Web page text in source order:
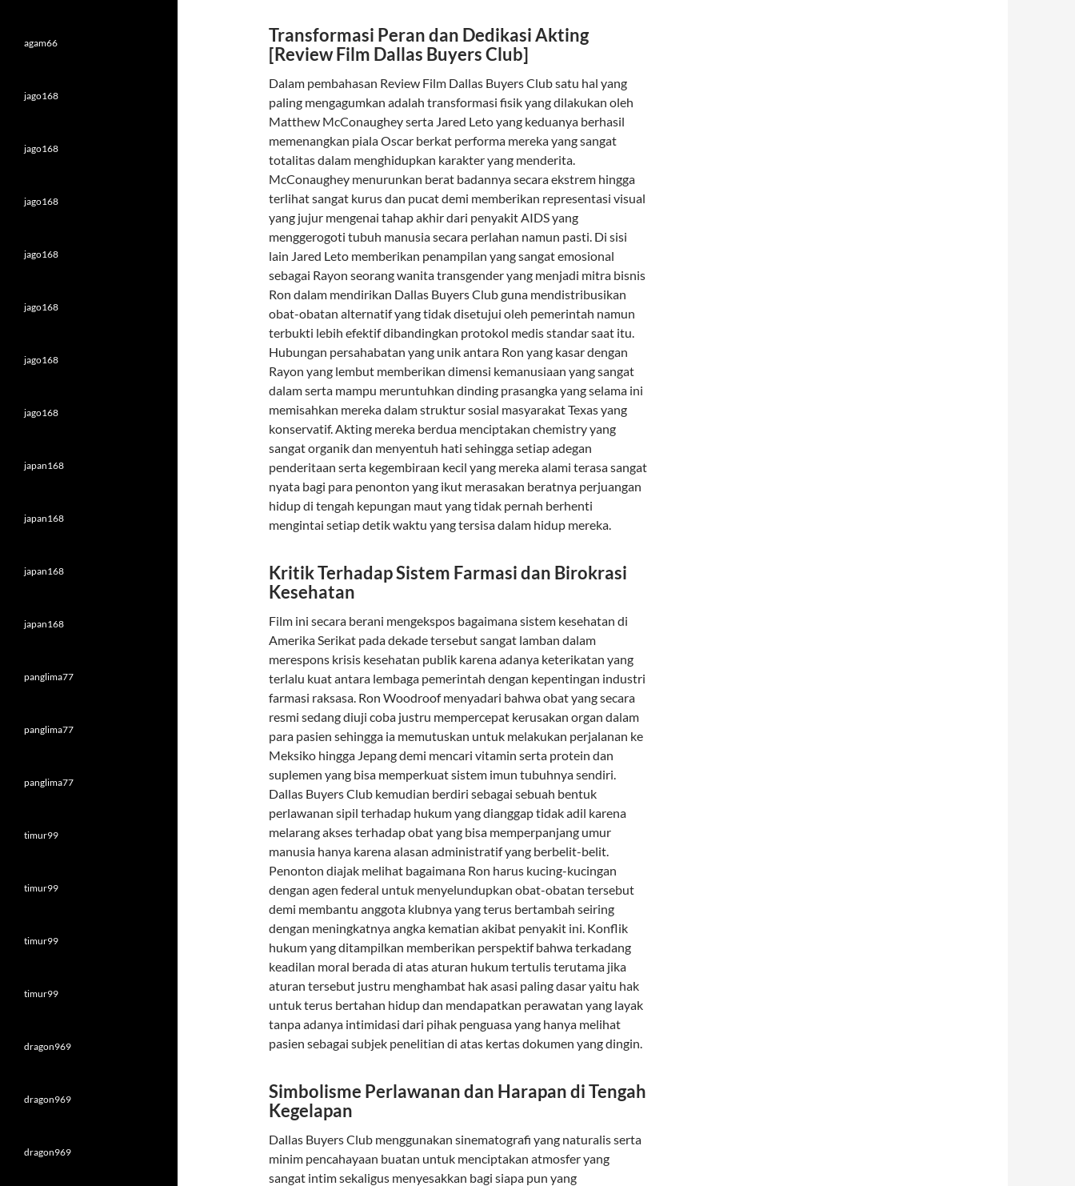
Transformasi Peran dan Dedikasi Akting
[Review Film Dallas Buyers Club]
Dalam pembahasan Review Film Dallas Buyers Club satu hal yang
paling mengagumkan adalah transformasi fisik yang dilakukan oleh
Matthew McConaughey serta Jared Leto yang keduanya berhasil
memenangkan piala Oscar berkat performa mereka yang sangat
totalitas dalam menghidupkan karakter yang menderita.
McConaughey menurunkan berat badannya secara ekstrem hingga
terlihat sangat kurus dan pucat demi memberikan representasi visual
yang jujur mengenai tahap akhir dari penyakit AIDS yang
menggerogoti tubuh manusia secara perlahan namun pasti. Di sisi
lain Jared Leto memberikan penampilan yang sangat emosional
sebagai Rayon seorang wanita transgender yang menjadi mitra bisnis
Ron dalam mendirikan Dallas Buyers Club guna mendistribusikan
obat-obatan alternatif yang tidak disetujui oleh pemerintah namun
terbukti lebih efektif dibandingkan protokol medis standar saat itu.
Hubungan persahabatan yang unik antara Ron yang kasar dengan
Rayon yang lembut memberikan dimensi kemanusiaan yang sangat
dalam serta mampu meruntuhkan dinding prasangka yang selama ini
memisahkan mereka dalam struktur sosial masyarakat Texas yang
konservatif. Akting mereka berdua menciptakan chemistry yang
sangat organik dan menyentuh hati sehingga setiap adegan
penderitaan serta kegembiraan kecil yang mereka alami terasa sangat
nyata bagi para penonton yang ikut merasakan beratnya perjuangan
hidup di tengah kepungan maut yang tidak pernah berhenti
mengintai setiap detik waktu yang tersisa dalam hidup mereka.
Kritik Terhadap Sistem Farmasi dan Birokrasi
Kesehatan
Film ini secara berani mengekspos bagaimana sistem kesehatan di
Amerika Serikat pada dekade tersebut sangat lamban dalam
merespons krisis kesehatan publik karena adanya keterikatan yang
terlalu kuat antara lembaga pemerintah dengan kepentingan industri
farmasi raksasa. Ron Woodroof menyadari bahwa obat yang secara
resmi sedang diuji coba justru mempercepat kerusakan organ dalam
para pasien sehingga ia memutuskan untuk melakukan perjalanan ke
Meksiko hingga Jepang demi mencari vitamin serta protein dan
suplemen yang bisa memperkuat sistem imun tubuhnya sendiri.
Dallas Buyers Club kemudian berdiri sebagai sebuah bentuk
perlawanan sipil terhadap hukum yang dianggap tidak adil karena
melarang akses terhadap obat yang bisa memperpanjang umur
manusia hanya karena alasan administratif yang berbelit-belit.
Penonton diajak melihat bagaimana Ron harus kucing-kucingan
dengan agen federal untuk menyelundupkan obat-obatan tersebut
demi membantu anggota klubnya yang terus bertambah seiring
dengan meningkatnya angka kematian akibat penyakit ini. Konflik
hukum yang ditampilkan memberikan perspektif bahwa terkadang
keadilan moral berada di atas aturan hukum tertulis terutama jika
aturan tersebut justru menghambat hak asasi paling dasar yaitu hak
untuk terus bertahan hidup dan mendapatkan perawatan yang layak
tanpa adanya intimidasi dari pihak penguasa yang hanya melihat
pasien sebagai subjek penelitian di atas kertas dokumen yang dingin.
Simbolisme Perlawanan dan Harapan di Tengah
Kegelapan
Dallas Buyers Club menggunakan sinematografi yang naturalis serta
minim pencahayaan buatan untuk menciptakan atmosfer yang
sangat intim sekaligus menyesakkan bagi siapa pun yang
agam66
jago168
jago168
jago168
jago168
jago168
jago168
jago168
japan168
japan168
japan168
japan168
panglima77
panglima77
panglima77
timur99
timur99
timur99
timur99
dragon969
dragon969
dragon969